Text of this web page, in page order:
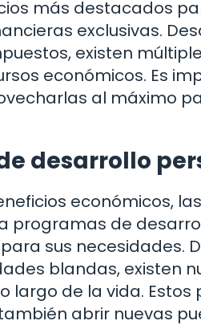
más destacados
exclusivas.
existen
económicos. Es
al máximo
desarrollo
económicos,
programas de
sus necesidades.
blandas, existen
largo de la vida.
abrir nuevas